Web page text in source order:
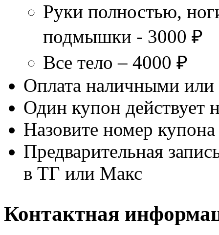
Руки полностью,
подмышки - 3000 ₽
Все тело – 4000 ₽
Оплата наличными или
Один купон действует
Назовите номер
Предварительная
в ТГ или Макс
Контактная